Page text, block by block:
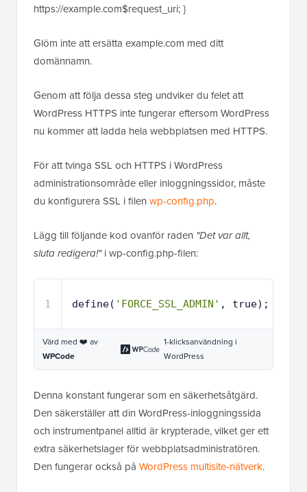
https://example.com$request_uri; }
Glöm inte att ersätta example.com med ditt
domännamn.
Genom att följa dessa steg undviker du felet att
WordPress HTTPS inte fungerar eftersom WordPress
nu kommer att ladda hela webbplatsen med HTTPS.
För att tvinga SSL och HTTPS i WordPress
administrationsområde eller inloggningssidor, måste
du konfigurera SSL i filen wp-config.php.
Lägg till följande kod ovanför raden "Det var allt,
sluta redigera!"i wp-config.php-filen:
1 define( 'FORCE_SSL_ADMIN' , true);
Värd med ❤️ av
WPCode
1-klicksanvändning i
WordPress
Denna konstant fungerar som en säkerhetsåtgärd.
Den säkerställer att din WordPress-inloggningssida
och instrumentpanel alltid är krypterade, vilket ger ett
extra säkerhetslager för webbplatsadministratören.
Den fungerar också på WordPress multisite-nätverk.